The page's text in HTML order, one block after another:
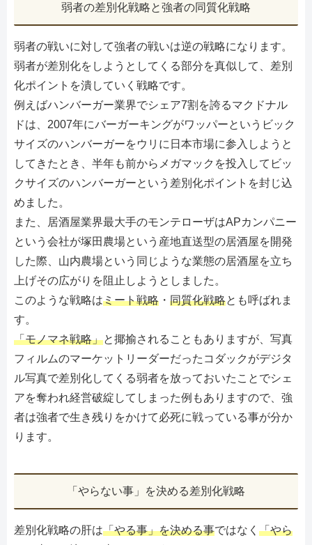
弱者の差別化戦略と強者の同質化戦略
弱者の戦いに対して強者の戦いは逆の戦略になります。
弱者が差別化をしようとしてくる部分を真似して、差別
化ポイントを潰していく戦略です。
例えばハンバーガー業界でシェア7割を誇るマクドナル
ドは、2007年にバーガーキングがワッパーというビック
サイズのハンバーガーをウリに日本市場に参入しようと
してきたとき、半年も前からメガマックを投入してビッ
クサイズのハンバーガーという差別化ポイントを封じ込
めました。
また、居酒屋業界最大手のモンテローザはAPカンパニー
という会社が塚田農場という産地直送型の居酒屋を開発
した際、山内農場という同じような業態の居酒屋を立ち
上げその広がりを阻止しようとしました。
このような戦略はミート戦略 ・ 同質化戦略とも呼ばれま
す。
「モノマネ戦略」と揶揄されることもありますが、写真
フィルムのマーケットリーダーだったコダックがデジタ
ル写真で差別化してくる弱者を放っておいたことでシェ
アを奪われ経営破綻してしまった例もありますので、強
者は強者で生き残りをかけて必死に戦っている事が分か
ります。
「やらない事」を決める差別化戦略
差別化戦略の肝は「やる事」を決める事ではなく 「やら